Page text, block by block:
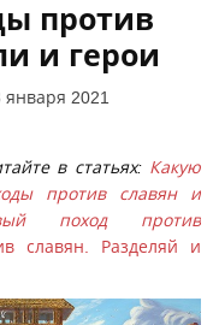
против
и герои
января 2021
в статьях: Какую
против славян и
поход против
славян. Разделяй и